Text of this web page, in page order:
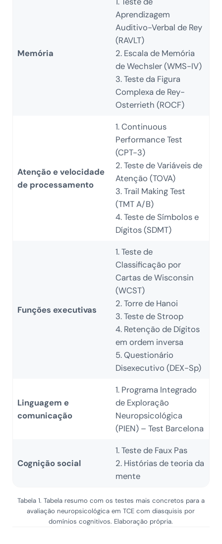
Memória
Aprendizagem
Auditivo-Verbal de Rey
(RAVLT)
2. Escala de Memória
de Wechsler (WMS-IV)
3. Teste da Figura
Complexa de Rey-
Osterrieth (ROCF)
Atenção e velocidade
de processamento
1. Continuous
Performance Test
(CPT-3)
2. Teste de Variáveis de
Atenção (TOVA)
3. Trail Making Test
(TMT A/B)
4. Teste de Símbolos e
Dígitos (SDMT)
Funções executivas
1. Teste de
Classificação por
Cartas de Wisconsin
(WCST)
2. Torre de Hanoi
3. Teste de Stroop
4. Retenção de Dígitos
em ordem inversa
5. Questionário
Disexecutivo (DEX-Sp)
Linguagem e
comunicação
1. Programa Integrado
de Exploração
Neuropsicológica
(PIEN) – Test Barcelona
Cognição social
1. Teste de Faux Pas
2. Histórias de teoria da
mente
Tabela 1. Tabela resumo com os testes mais concretos para a
avaliação neuropsicológica em TCE com diasquisis por
domínios cognitivos. Elaboração própria.